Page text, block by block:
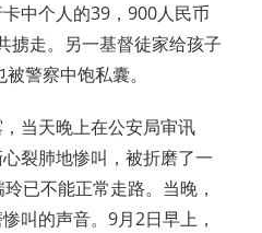
中个人的39，900人民币
掳走。另一基督徒家给孩子
警察中饱私囊。
当天晚上在公安局审讯
裂肺地惨叫，被折磨了一
已不能正常走路。当晚，
叫的声音。9月2日早上，